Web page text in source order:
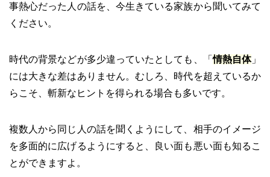
事熱心だった人の話を、今生きている家族から聞いてみて
ください。
時代の背景などが多少違っていたとしても、「情熱自体」
には大きな差はありません。むしろ、時代を超えているか
らこそ、斬新なヒントを得られる場合も多いです。
複数人から同じ人の話を聞くようにして、相手のイメージ
を多面的に広げるようにすると、良い面も悪い面も知るこ
とができますよ。